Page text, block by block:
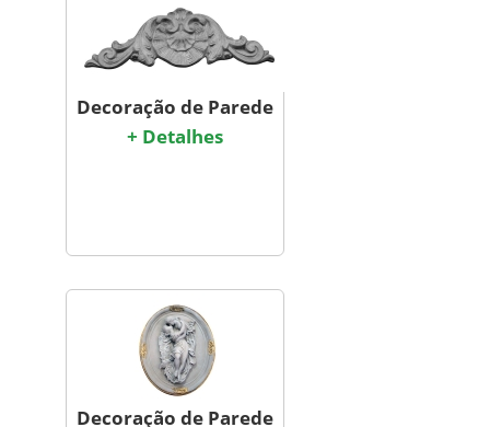
Decoração de Parede
+ Detalhes
Decoração de Parede